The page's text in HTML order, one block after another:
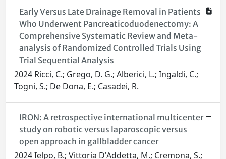
Early Versus Late Drainage Removal in Patients
Who Underwent Pancreaticoduodenectomy: A
Comprehensive Systematic Review and Meta-
analysis of Randomized Controlled Trials Using
Trial Sequential Analysis
2024 Ricci, C.; Grego, D. G.; Alberici, L.; Ingaldi, C.;
Togni, S.; De Dona, E.; Casadei, R.
IRON: A retrospective international multicenter
study on robotic versus laparoscopic versus
open approach in gallbladder cancer
2024 Ielpo, B.; Vittoria D'Addetta, M.; Cremona, S.;